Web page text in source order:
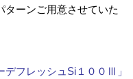
ターンご用意させていた
フレッシュSi１００Ⅲ」